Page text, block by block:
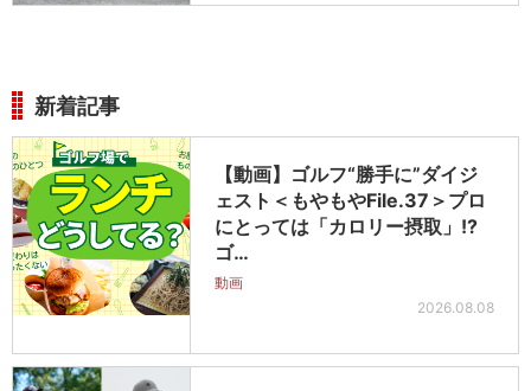
新着記事
【動画】ゴルフ“勝手に”ダイジ
ェスト＜もやもやFile.37＞プロ
にとっては「カロリー摂取」!?
ゴ…
動画
2026.08.08